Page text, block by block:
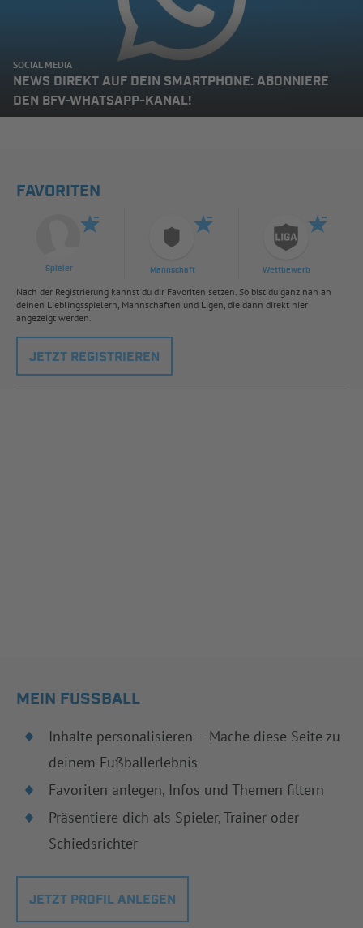
SOCIAL MEDIA
NEWS DIREKT AUF DEIN SMARTPHONE: ABONNIERE
DEN BFV-WHATSAPP-KANAL!
FAVORITEN
Spieler Mannschaft Wettbewerb
Nach der Registrierung kannst du dir Favoriten setzen. So bist du ganz nah an
deinen Lieblingsspielern, Mannschaften und Ligen, die dann direkt hier
angezeigt werden.
JETZT REGISTRIEREN
MEIN FUSSBALL
Inhalte personalisieren – Mache diese Seite zu
deinem Fußballerlebnis
Favoriten anlegen, Infos und Themen filtern
Präsentiere dich als Spieler, Trainer oder
Schiedsrichter
JETZT PROFIL ANLEGEN